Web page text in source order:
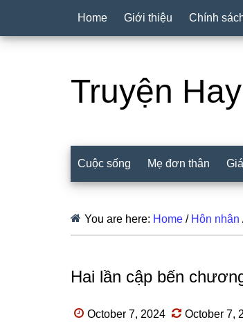
Home Giới thiệu Chính
Truyện Hay
Cuộc sống Mẹ đơn thân
You are here: Home / Hôn nhân
Hai lần cập bến
October 7, 2024 October 7,